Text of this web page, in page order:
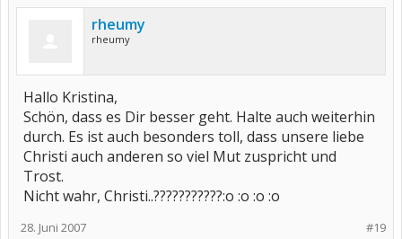
rheumy
rheumy
Hallo Kristina,
Schön, dass es Dir besser geht. Halte auch weiterhin
durch. Es ist auch besonders toll, dass unsere liebe
Christi auch anderen so viel Mut zuspricht und
Trost.
Nicht wahr, Christi..???????????:o :o :o :o
#19
28. Juni 2007